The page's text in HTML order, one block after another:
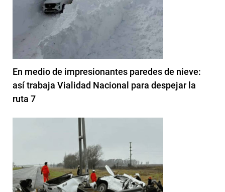
En medio de impresionantes paredes de nieve:
así trabaja Vialidad Nacional para despejar la
ruta 7